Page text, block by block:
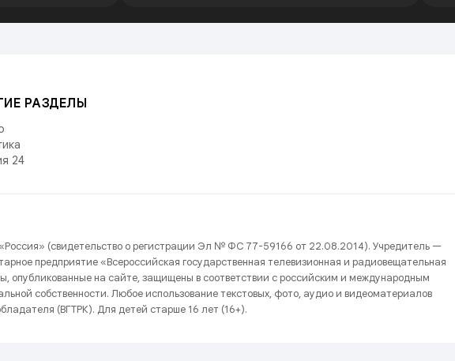
РАЗДЕЛЫ
24
(свидетельство о регистрации Эл № ФС 77-59166 от 22.08.2014). Учредитель —
предприятие «Всероссийская государственная телевизионная и радиовещательная
опубликованные на сайте, защищены в соответствии с российским и международным
собственности. Любое использование текстовых, фото, аудио и видеоматериалов
(ВГТРК). Для детей старше 16 лет (16+).